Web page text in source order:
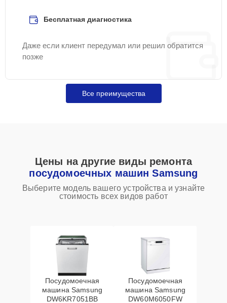
Бесплатная диагностика
Даже если клиент передумал или решил обратится
позже
Все преимущества
Цены на другие виды ремонта
посудомоечных машин Samsung
Выберите модель вашего устройства и узнайте
стоимость всех видов работ
Посудомоечная
машина Samsung
DW6KR7051BB
Посудомоечная
машина Samsung
DW60M6050FW